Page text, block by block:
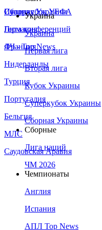
Сборная Украины
Италия
Германия
Франция
Нидерланды
Турция
Португалия
Бельгия
МЛС
Саудовская Аравия
Суперкубок УЕФА
Лига конференций
ЛЧ - Top News
Украина
Украина
Первая лига
Вторая лига
Кубок Украины
Суперкубок Украины
Сборная Украины
Сборные
Лига наций
ЧМ 2026
Чемпионаты
Англия
Испания
АПЛ Top News